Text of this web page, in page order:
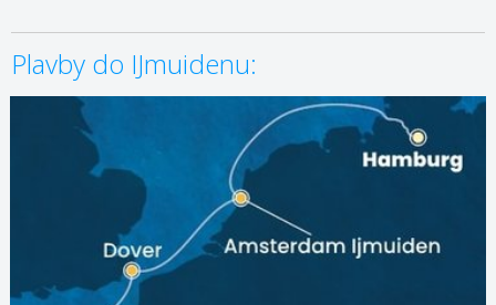
Plavby do IJmuidenu:
ZOBRAZIT DETAIL
08.11.2026 – 12.11.2026
309 €/OS.